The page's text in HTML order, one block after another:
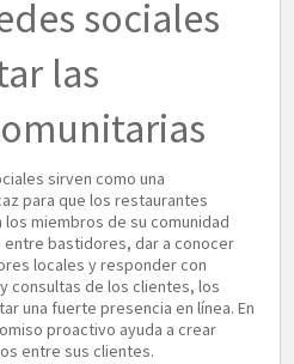
sociales
las
sirven como una
para que los restaurantes
miembros de su comunidad
bastidores, dar a conocer
locales y responder con
consultas de los clientes, los
una fuerte presencia en línea. En
proactivo ayuda a crear
entre sus clientes.